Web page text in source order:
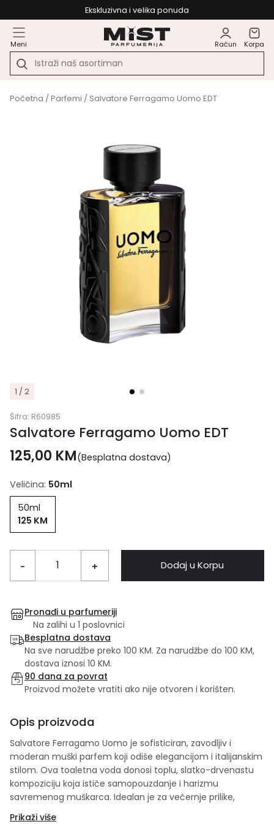
Ekskluzivna i velika ponuda
Meni Račun Korpa
Početna /Parfemi / Salvatore Ferragamo Uomo EDT
1 / 2
Šifra: R60985
Salvatore Ferragamo Uomo EDT
125,00 KM(Besplatna dostava)
Veličina: 50ml
50ml
125 KM
- + Dodaj u Korpu
Pronađi u parfumeriji
Na zalihi u 1 poslovnici
Besplatna dostava
Na sve narudžbe preko 100 KM. Za narudžbe do 100 KM,
dostava iznosi 10 KM.
90 dana za povrat
Proizvod možete vratiti ako nije otvoren i korišten.
Opis proizvoda
Salvatore Ferragamo Uomo je sofisticiran, zavodljiv i
moderan muški parfem koji odiše elegancijom i italijanskim
stilom. Ova toaletna voda donosi toplu, slatko-drvenastu
kompoziciju koja ističe samopouzdanje i harizmu
savremenog muškarca. Idealan je za večernje prilike,
Prikaži više